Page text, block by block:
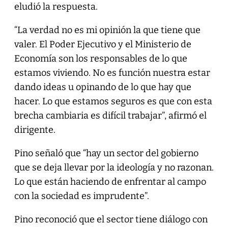
eludió la respuesta.
“La verdad no es mi opinión la que tiene que
valer. El Poder Ejecutivo y el Ministerio de
Economía son los responsables de lo que
estamos viviendo. No es función nuestra estar
dando ideas u opinando de lo que hay que
hacer. Lo que estamos seguros es que con esta
brecha cambiaria es difícil trabajar”, afirmó el
dirigente.
Pino señaló que “hay un sector del gobierno
que se deja llevar por la ideología y no razonan.
Lo que están haciendo de enfrentar al campo
con la sociedad es imprudente”.
Pino reconoció que el sector tiene diálogo con